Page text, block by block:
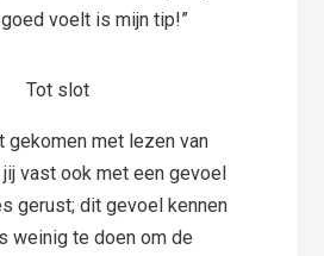
voelt is mijn tip!”
Tot slot
gekomen met lezen van
vast ook met een gevoel
gerust; dit gevoel kennen
weinig te doen om de